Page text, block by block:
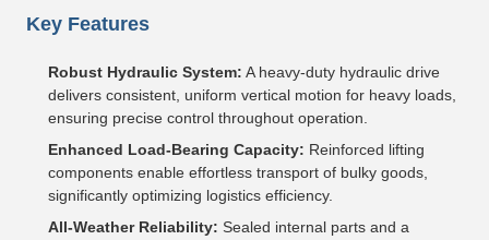
Key Features
Robust Hydraulic System: A heavy-duty hydraulic drive
delivers consistent, uniform vertical motion for heavy loads,
ensuring precise control throughout operation.
Enhanced Load-Bearing Capacity: Reinforced lifting
components enable effortless transport of bulky goods,
significantly optimizing logistics efficiency.
All-Weather Reliability: Sealed internal parts and a